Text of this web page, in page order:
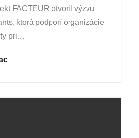
FACTEUR otvoril výzvu
ktorá podporí organizácie
pri…